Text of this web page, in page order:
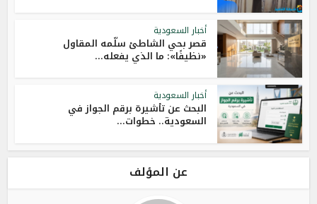
أخبار السعودية
قصر بحي الشاطئ سلّمه المقاول
«نظيفًا»: ما الذي يفعله...
أخبار السعودية
البحث عن تأشيرة برقم الجواز في
السعودية.. خطوات...
عن المؤلف